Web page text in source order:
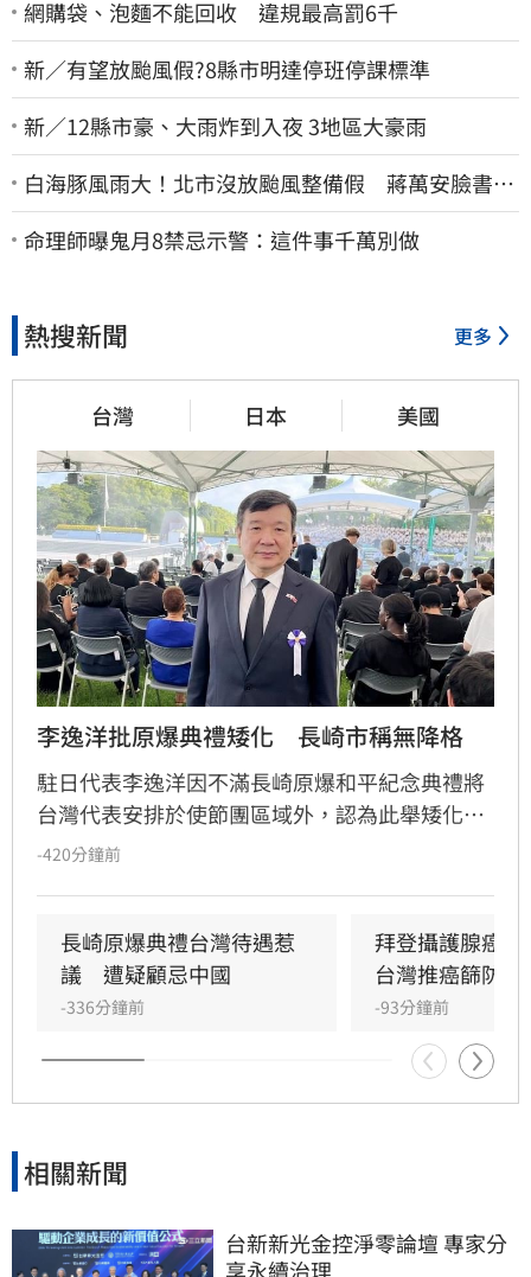
網購袋、泡麵不能回收 違規最高罰6千
新／有望放颱風假?8縣市明達停班停課標準
新／12縣市豪、大雨炸到入夜 3地區大豪雨
白海豚風雨大！北市沒放颱風整備假 蔣萬安臉書遭
網友灌爆：標準在哪？
命理師曝鬼月8禁忌示警：這件事千萬別做
熱搜新聞 更多
台灣 日本 美國
李逸洋批原爆典禮矮化　長崎市稱無降格
駐日代表李逸洋因不滿長崎原爆和平紀念典禮將
台灣代表安排於使節團區域外，認為此舉矮化台
灣國格，決定缺席該活動並表達嚴正抗議。對
-420分鐘前
長崎原爆典禮台灣待遇惹
議　遭疑顧忌中國
-336分鐘前
拜登攝護腺癌
台灣推癌篩防晚
-93分鐘前
相關新聞
台新新光金控淨零論壇 專家分
享永續治理